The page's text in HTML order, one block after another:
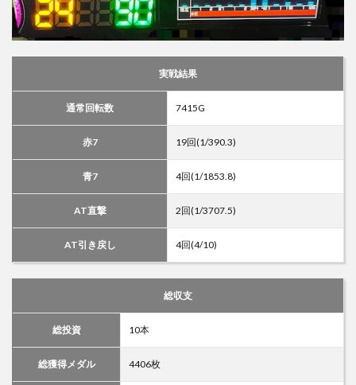
実戦結果
通常回転数 7415G
赤7 19回(1/390.3)
青7 4回(1/1853.8)
AT直撃 2回(1/3707.5)
AT引き戻し 4回(4/10)
総収支
総投資 10本
総獲得メダル 4406枚